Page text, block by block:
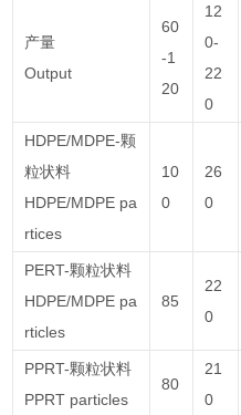
产量
Output
60
-1
20
12
0-
22
0
HDPE/MDPE-颗
粒状料
HDPE/MDPE pa
rtices
10
0
26
0
PERT-颗粒状料
HDPE/MDPE pa
rticles
85
22
0
PPRT-颗粒状料
PPRT particles
80
21
0